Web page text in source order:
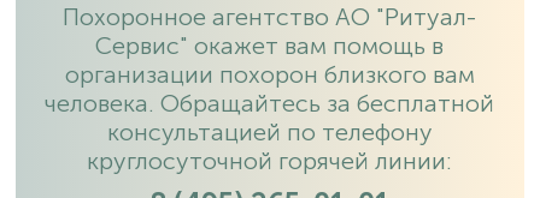
Похоронное агентство АО "Ритуал-
Сервис" окажет вам помощь в
организации похорон близкого вам
человека. Обращайтесь за бесплатной
консультацией по телефону
круглосуточной горячей линии: